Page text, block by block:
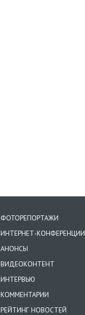
ФОТОРЕПОРТАЖИ
ИНТЕРНЕТ-КОНФЕРЕНЦИИ
АНОНСЫ
ВИДЕОКОНТЕНТ
ИНТЕРВЬЮ
КОММЕНТАРИИ
РЕЙТИНГ НОВОСТЕЙ